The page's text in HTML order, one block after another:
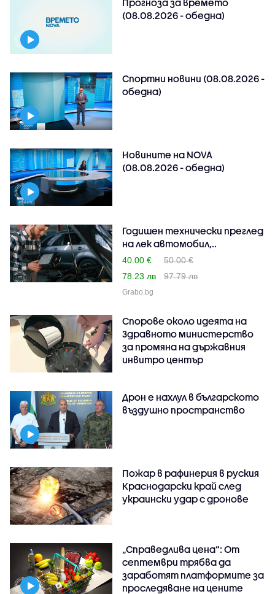
Прогноза за времето
(08.08.2026 - обедна)
Спортни новини (08.08.2026 -
обедна)
Новините на NOVA
(08.08.2026 - обедна)
Годишен технически преглед
на лек автомобил,..
40.00 €
50.00 €
78.23 лв
97.79 лв
Grabo.bg
Спорове около идеята на
Здравното министерство
за промяна на държавния
инвитро център
Дрон е нахлул в българското
въздушно пространство
Пожар в рафинерия в руския
Краснодарски край след
украински удар с дронове
„Справедлива цена“: От
септември трябва да
заработят платформите за
проследяване на цените